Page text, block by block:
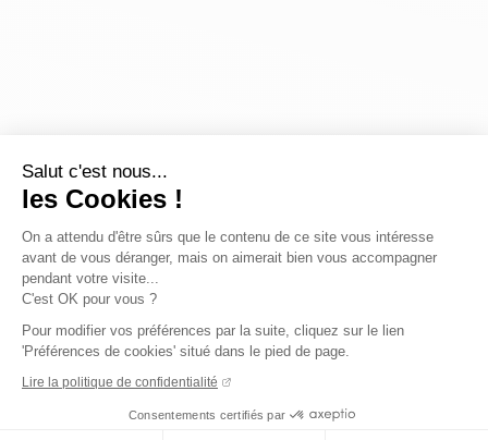
Salut c'est nous...
les Cookies !
On a attendu d'être sûrs que le contenu de ce site vous intéresse
avant de vous déranger, mais on aimerait bien vous accompagner
pendant votre visite...
C'est OK pour vous ?
Pour modifier vos préférences par la suite, cliquez sur le lien
'Préférences de cookies' situé dans le pied de page.
Lire la politique de confidentialité
Consentements certifiés par